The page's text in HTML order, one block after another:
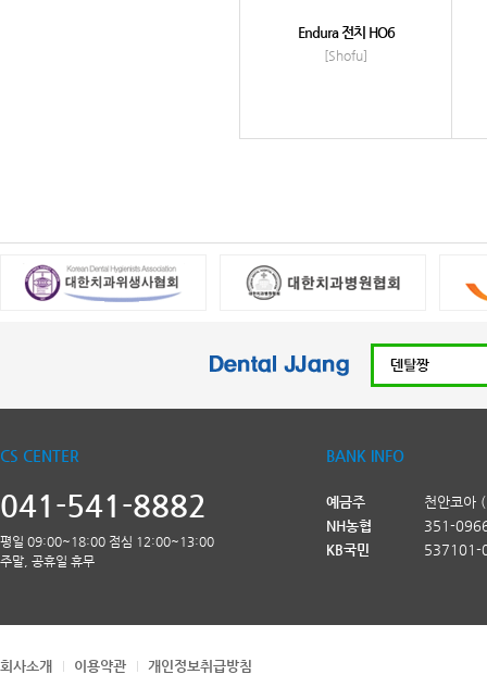
Endura 전치 HO6
[Shofu]
CS CENTER
041-541-8882
평일 09:00~18:00 점심 12:00~13:00
주말, 공휴일 휴무
BANK INFO
예금주
천안코아
NH농협
351-
KB국민
537101-
회사소개 이용약관 개인정보취급방침